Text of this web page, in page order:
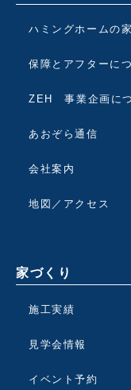
ハミングホームの
保障とアフターに
ZEH 事業企画に
あおぞら通信
会社案内
地図／アクセス
家づくり
施工実績
見学会情報
イベント予約